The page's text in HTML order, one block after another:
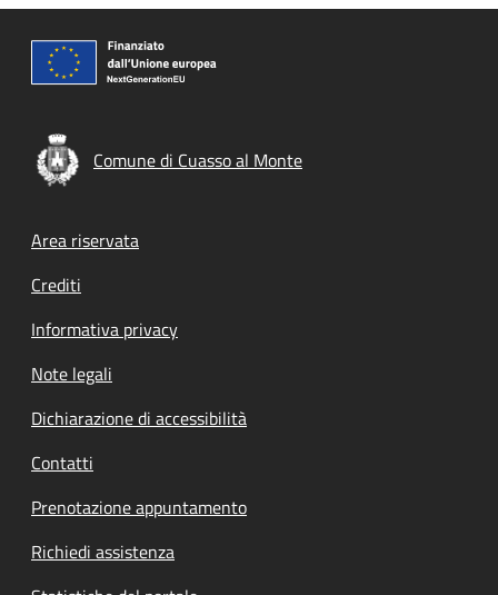
Comune di Cuasso al Monte
Footer menu
Area riservata
Crediti
Informativa privacy
Note legali
Dichiarazione di accessibilità
Contatti
Prenotazione appuntamento
Richiedi assistenza